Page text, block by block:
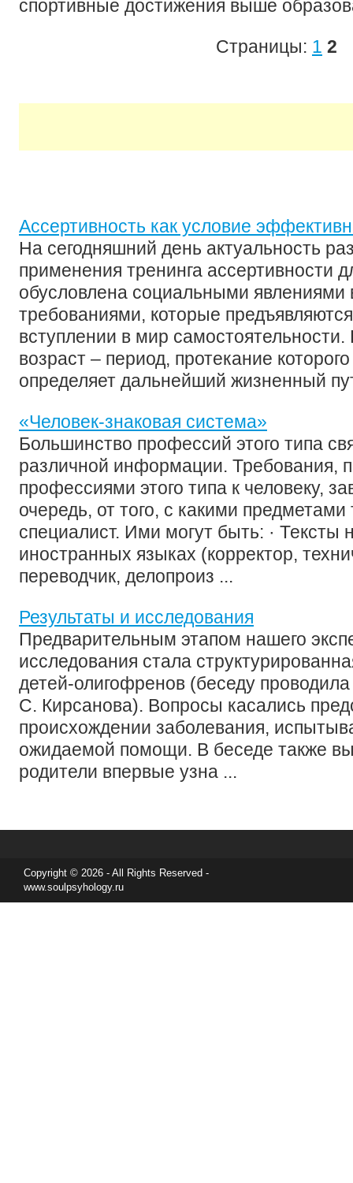
спортивные достижения выше
Страницы: 1 2
Ассертивность как условие
На сегодняшний день актуальность
применения тренинга ассертивности
обусловлена социальными
требованиями, которые
вступлении в мир
возраст – период, протекание
определяет дальнейший жизненный
«Человек-знаковая система»
Большинство профессий этого типа
различной информации. Требования,
профессиями этого типа к человеку,
очередь, от того, с какими
специалист. Ими могут быть: · Тексты
иностранных языках (корректор,
переводчик, делопроиз ...
Результаты и исследования
Предварительным этапом нашего
исследования стала
детей-олигофренов (беседу
С. Кирсанова). Вопросы касались
происхождении заболевания,
ожидаемой помощи. В беседе также
родители впервые узна ...
Copyright © 2026 - All Rights Reserved -
www.soulpsyhology.ru